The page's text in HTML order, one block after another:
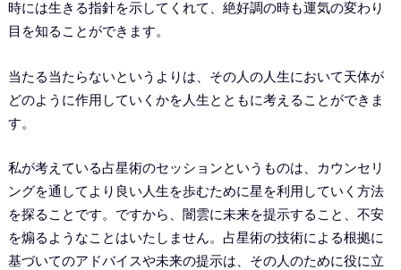
時には生きる指針を示してくれて、絶好調の時も運気の変わり
目を知ることができます。
当たる当たらないというよりは、その人の人生において天体が
どのように作用していくかを人生とともに考えることができま
す。
私が考えている占星術のセッションというものは、カウンセリ
ングを通してより良い人生を歩むために星を利用していく方法
を探ることです。ですから、闇雲に未来を提示すること、不安
を煽るようなことはいたしません。占星術の技術による根拠に
基づいてのアドバイスや未来の提示は、その人のために役に立